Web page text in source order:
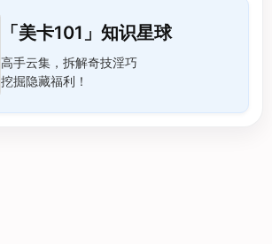
「美卡101」知识星球
高手云集，拆解奇技淫巧
挖掘隐藏福利！